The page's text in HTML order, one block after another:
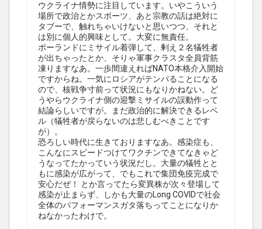
ウクライナ情勢に注目しています。いやこういう
場所で政治とかスポーツ、あと宗教の話は絶対に
タブーで、触れちゃいけないと思いつつ、それと
は別に個人的興味として。大変に無責任。
ポーランドにミサイル着弾して、剰え２名犠牲者
が出ちゃったとか、そりゃ軍事クラスタ全員背筋
凍りますなあ。一歩間違えればNATO本格介入開始
ですからね。一気にロシアがテンパることになる
ので、核戦争寸前って状況にもなりかねない。ど
うやらウクライナ側の迎撃ミサイルの誤動作って
結論らしいですが。まだ政治的に解決できるレベ
ル（犠牲者が戻らないのは悲しむべきことです
が）。
恐ろしい時代に生きておりますなあ。感染症も、
こんなにスピードつけてワクチンできてなきゃど
うなってたかっていう状況だし。大量の犠牲とと
もに感染が広がって、でもこれで集団免疫完成で
安心だぜ！ とか言ってたら変異株が次々登場して
感染が止まらず、しかも大量のLong COVIDで社会
全体のパフォーマンスガタ落ちってことになりか
ねなかったわけで。